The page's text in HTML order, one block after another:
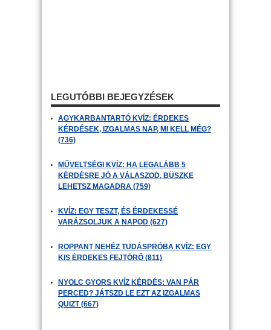
LEGUTÓBBI BEJEGYZÉSEK
AGYKARBANTARTÓ KVÍZ: ÉRDEKES
KÉRDÉSEK, IZGALMAS NAP, MI KELL MÉG?
(736)
MŰVELTSÉGI KVÍZ: HA LEGALÁBB 5
KÉRDÉSRE JÓ A VÁLASZOD, BÜSZKE
LEHETSZ MAGADRA (759)
KVÍZ: EGY TESZT, ÉS ÉRDEKESSÉ
VARÁZSOLJUK A NAPOD (627)
ROPPANT NEHÉZ TUDÁSPRÓBA KVÍZ: EGY
KIS ÉRDEKES FEJTÖRŐ (811)
NYOLC GYORS KVÍZ KÉRDÉS: VAN PÁR
PERCED? JÁTSZD LE EZT AZ IZGALMAS
QUIZT (667)